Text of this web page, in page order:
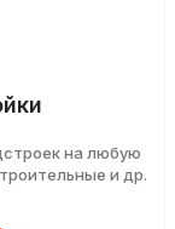
на любую
и др.